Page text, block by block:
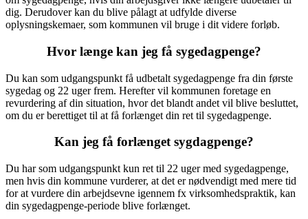
dig. Derudover kan du blive pålagt at udfylde diverse
oplysningskemaer, som kommunen vil bruge i dit videre forløb.
Hvor længe kan jeg få sygedagpenge?
Du kan som udgangspunkt få udbetalt sygedagpenge fra din første
sygedag og 22 uger frem. Herefter vil kommunen foretage en
revurdering af din situation, hvor det blandt andet vil blive besluttet,
om du er berettiget til at få forlænget din ret til sygedagpenge.
Kan jeg få forlænget sygdagpenge?
Du har som udgangspunkt kun ret til 22 uger med sygedagpenge,
men hvis din kommune vurderer, at det er nødvendigt med mere tid
for at vurdere din arbejdsevne igennem fx virksomhedspraktik, kan
din sygedagpenge-periode blive forlænget.